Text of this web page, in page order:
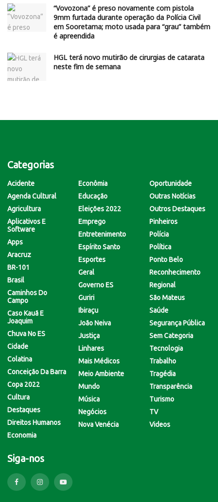
“Vovozona” é preso novamente com pistola
9mm furtada durante operação da Polícia Civil
em Sooretama; moto usada para “grau” também
é apreendida
HGL terá novo mutirão de cirurgias de catarata
neste fim de semana
Categorias
Acidente
Agenda Cultural
Agricultura
Aplicativos E
Software
Apps
Aracruz
BR-101
Brasil
Caminhos Do
Campo
Caso Kauã E
Joaquim
Chuva No ES
Cidade
Colatina
Conceição Da Barra
Copa 2022
Cultura
Destaques
Direitos Humanos
Economia
Econômia
Educação
Eleições 2022
Emprego
Entretenimento
Espírito Santo
Esportes
Geral
Governo ES
Guriri
Ibiraçu
João Neiva
Justiça
Linhares
Mais Médicos
Meio Ambiente
Mundo
Música
Negócios
Nova Venécia
Oportunidade
Outras Notícias
Outros Destaques
Pinheiros
Polícia
Política
Ponto Belo
Reconhecimento
Regional
São Mateus
Saúde
Segurança Pública
Sem Categoria
Tecnologia
Trabalho
Tragédia
Transparência
Turismo
TV
Videos
Siga-nos